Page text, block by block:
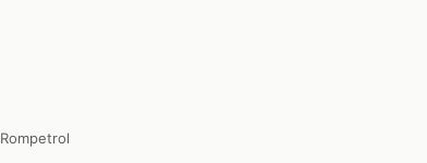
Rompetrol